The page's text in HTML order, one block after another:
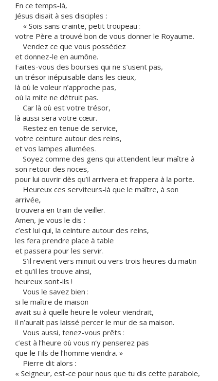
En ce temps-là,
Jésus disait à ses disciples :
« Sois sans crainte, petit troupeau :
votre Père a trouvé bon de vous donner le Royaume.
Vendez ce que vous possédez
et donnez-le en aumône.
Faites-vous des bourses qui ne s’usent pas,
un trésor inépuisable dans les cieux,
là où le voleur n’approche pas,
où la mite ne détruit pas.
Car là où est votre trésor,
là aussi sera votre cœur.
Restez en tenue de service,
votre ceinture autour des reins,
et vos lampes allumées.
Soyez comme des gens qui attendent leur maître à
son retour des noces,
pour lui ouvrir dès qu’il arrivera et frappera à la porte.
Heureux ces serviteurs-là que le maître, à son
arrivée,
trouvera en train de veiller.
Amen, je vous le dis :
c’est lui qui, la ceinture autour des reins,
les fera prendre place à table
et passera pour les servir.
S’il revient vers minuit ou vers trois heures du matin
et qu’il les trouve ainsi,
heureux sont-ils !
Vous le savez bien :
si le maître de maison
avait su à quelle heure le voleur viendrait,
il n’aurait pas laissé percer le mur de sa maison.
Vous aussi, tenez-vous prêts :
c’est à l’heure où vous n’y penserez pas
que le Fils de l’homme viendra. »
Pierre dit alors :
« Seigneur, est-ce pour nous que tu dis cette parabole,